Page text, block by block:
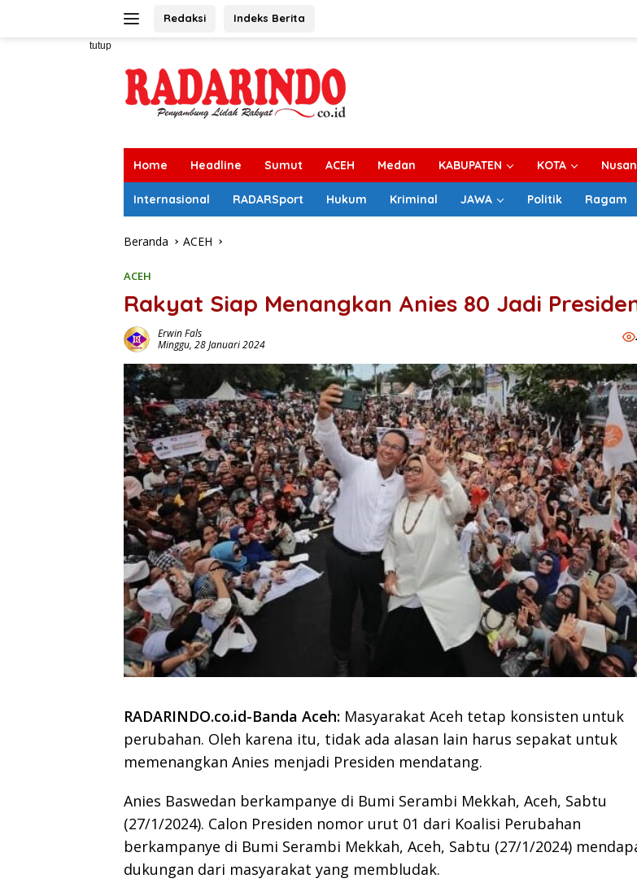
Redaksi Indeks Berita
tutup
Home Headline Sumut ACEH Medan KABUPATEN KOTA
Internasional RADARSport Hukum Kriminal JAWA Politik Ragam
Beranda ACEH
ACEH
Rakyat Siap Menangkan Anies 80 Jadi
Erwin Fals
Minggu, 28 Januari 2024
RADARINDO.co.id-Banda Aceh: Masyarakat Aceh tetap konsisten untuk
perubahan. Oleh karena itu, tidak ada alasan lain harus sepakat untuk
memenangkan Anies menjadi Presiden mendatang.
Anies Baswedan berkampanye di Bumi Serambi Mekkah, Aceh, Sabtu
(27/1/2024). Calon Presiden nomor urut 01 dari Koalisi Perubahan
berkampanye di Bumi Serambi Mekkah, Aceh, Sabtu (27/1/2024)
dukungan dari masyarakat yang membludak.